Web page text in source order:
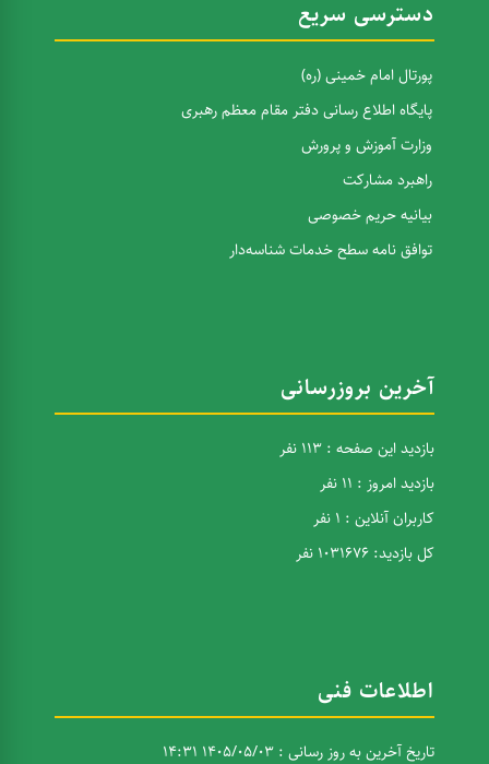
دسترسی سریع
پورتال امام خمینی (ره)
پایگاه اطلاع رسانی دفتر مقام معظم رهبری
وزارت آموزش و پرورش
راهبرد مشارکت
بیانیه حریم خصوصی
توافق نامه سطح خدمات شناسه‌دار
آخرین بروزرسانی
بازدید این صفحه : 113 نفر
بازدید امروز : 11 نفر
کاربران آنلاین : 1 نفر
کل بازدید: 1031676 نفر
اطلاعات فنی
تاریخ آخرین به روز رسانی : 1405/05/03 14:31